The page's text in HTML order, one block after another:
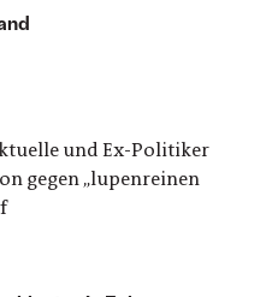
und Ex-Politiker
gegen „lupenreinen